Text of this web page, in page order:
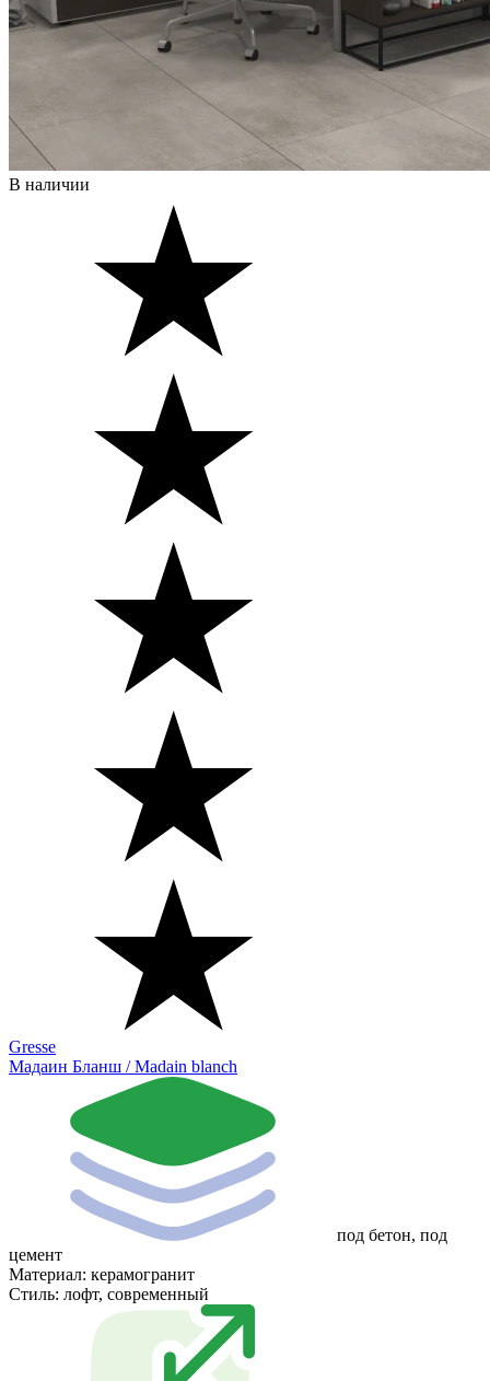
В наличии
Gresse
Мадаин Бланш / Madain blanch
под бетон, под
цемент
Материал: керамогранит
Стиль: лофт, современный